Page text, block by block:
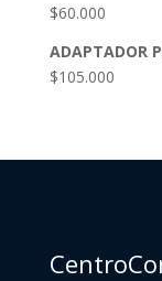
$60.000
ADAPTADOR
$105.000